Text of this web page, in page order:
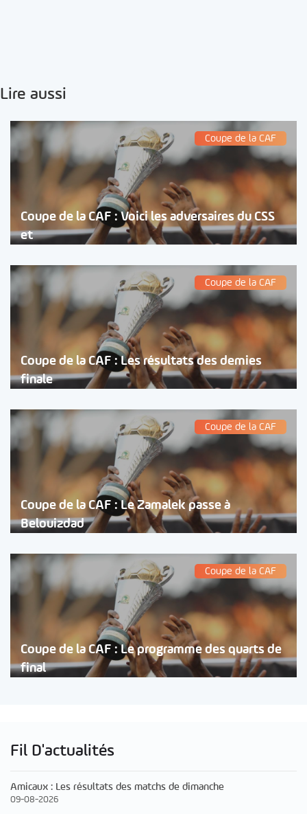
Lire aussi
Coupe de la CAF
Coupe de la CAF : Voici les adversaires du CSS
et
Coupe de la CAF
Coupe de la CAF : Les résultats des demies
finale
Coupe de la CAF
Coupe de la CAF : Le Zamalek passe à
Belouizdad
Coupe de la CAF
Coupe de la CAF : Le programme des quarts de
final
Fil D'actualités
Amicaux : Les résultats des matchs de dimanche
09-08-2026